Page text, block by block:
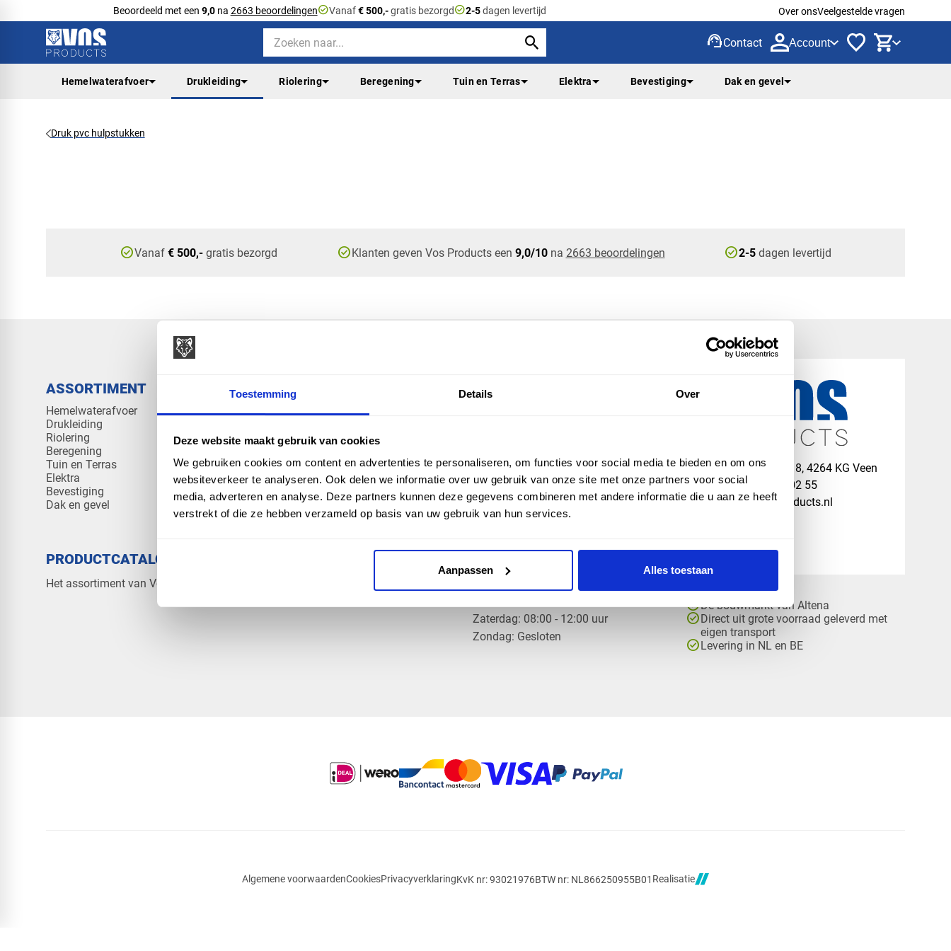
Toestemming Details Over
Deze website maakt gebruik van cookies
We gebruiken cookies om content en advertenties te personaliseren, om functies voor social media te bieden en om ons
websiteverkeer te analyseren. Ook delen we informatie over uw gebruik van onze site met onze partners voor social
media, adverteren en analyse. Deze partners kunnen deze gegevens combineren met andere informatie die u aan ze heeft
verstrekt of die ze hebben verzameld op basis van uw gebruik van hun services.
Aanpassen Alles toestaan
Beoordeeld met een 9,0na 2663 beoordelingencheck_circleVanaf€ 500,-gratis bezorgdcheck_circle2-5dagen levertijd Over onsVeelgestelde vragen
support_agentContact Account
Hemelwaterafvoer Drukleiding Riolering Beregening Tuin en Terras Elektra Bevestiging Dak en gevel
Druk pvc hulpstukken
check_circleVanaf € 500,-gratis bezorgd check_circleKlanten geven Vos Products een 9,0/10na 2663 beoordelingen check_circle2-5 dagen levertijd
ASSORTIMENT
Hemelwaterafvoer
Drukleiding
Riolering
Beregening
Tuin en Terras
Elektra
Bevestiging
Dak en gevel
KENNIS EN HULP
Klantenservice
Veelgestelde vragen
ZAKELIJK
PRODUCTCATALOGUS 2026
Het assortiment van Vos Products
​Zaterdag: 08:00 - 12:00 uur
​Zondag: Gesloten
map Veensesteeg 8, 4264 KG Veen
phone_enabled +31 416 75 02 55
mail info@vosproducts.nl
check_circleDé bouwmarkt van Altena
check_circle Direct uit grote voorraad geleverd met
eigen transport
check_circle Levering in NL en BE
Algemene voorwaardenCookiesPrivacyverklaringKvK nr: 93021976BTW nr: NL866250955B01 Realisatie